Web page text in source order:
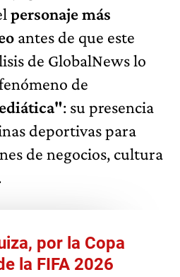
personaje más
antes de que este
de GlobalNews lo
de
: su presencia
deportivas para
de negocios, cultura
por la Copa
la FIFA 2026